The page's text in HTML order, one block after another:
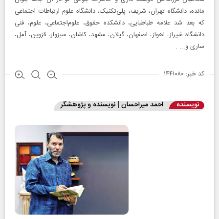
مانده، دانشگاه تهران، شریف، پلی‌تکنیک، دانشگاه علوم ارتباطات اجتماعی
که بعد شد علامه طباطبایی، دانشکده حقوق، علوم‌اجتماعی، علوم، فنی
دانشگاه شیراز، اهواز، اصفهان، گیلان، مشهد، کاشان، سبزوار، قزوین، آمل،
ساری و... .
کد خبر: ۱۴۴۱۰۸۰
نویسنده احمد میراحسان | نویسنده و پژوهشگر